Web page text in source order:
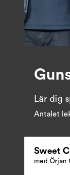
Lär dig
Antalet
Sweet
med Örjan